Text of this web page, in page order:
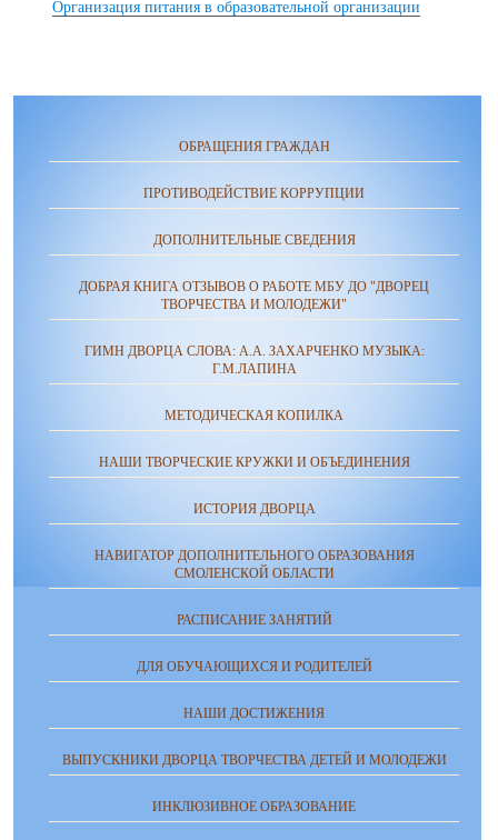
Организация питания в образовательной организации
ОБРАЩЕНИЯ ГРАЖДАН
ПРОТИВОДЕЙСТВИЕ КОРРУПЦИИ
ДОПОЛНИТЕЛЬНЫЕ СВЕДЕНИЯ
ДОБРАЯ КНИГА ОТЗЫВОВ О РАБОТЕ МБУ ДО "ДВОРЕЦ
ТВОРЧЕСТВА И МОЛОДЕЖИ"
ГИМН ДВОРЦА СЛОВА: А.А. ЗАХАРЧЕНКО МУЗЫКА:
Г.М.ЛАПИНА
МЕТОДИЧЕСКАЯ КОПИЛКА
НАШИ ТВОРЧЕСКИЕ КРУЖКИ И ОБЪЕДИНЕНИЯ
ИСТОРИЯ ДВОРЦА
НАВИГАТОР ДОПОЛНИТЕЛЬНОГО ОБРАЗОВАНИЯ
СМОЛЕНСКОЙ ОБЛАСТИ
РАСПИСАНИЕ ЗАНЯТИЙ
ДЛЯ ОБУЧАЮЩИХСЯ И РОДИТЕЛЕЙ
НАШИ ДОСТИЖЕНИЯ
ВЫПУСКНИКИ ДВОРЦА ТВОРЧЕСТВА ДЕТЕЙ И МОЛОДЕЖИ
ИНКЛЮЗИВНОЕ ОБРАЗОВАНИЕ